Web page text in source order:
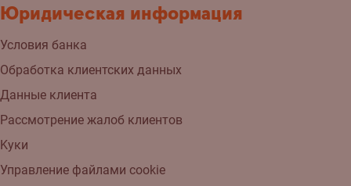
Юридическая информация
Условия банка
Обработка клиентских данных
Данные клиента
Рассмотрение жалоб клиентов
Kуки
Управление файлами cookie